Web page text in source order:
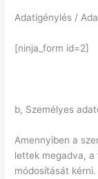
Adatigénylés /
[ninja_form id=2]
b, Személyes
Amennyiben a
lettek megadva, a
módosítását